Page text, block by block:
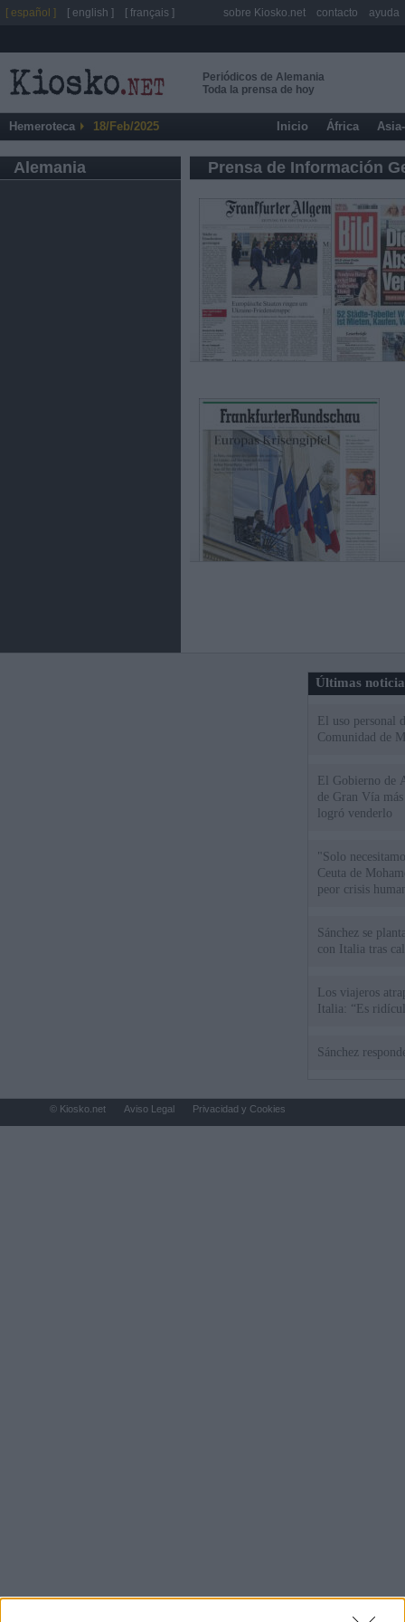
Periódicos de Alemania
Toda la prensa de hoy
Hemeroteca 18/Feb/2025 Inicio África
Alemania Prensa de Información
Últimas
El uso personal
Comunidad de
El Gobierno de
de Gran Vía
logró venderlo
"Solo
Ceuta de
peor crisis
Sánchez se
con Italia tras
Los viajeros
Italia: “Es
Sánchez
[ español ] [ english ] [ français ] sobre Kiosko.net contacto ayuda
© Kiosko.net Aviso Legal Privacidad y Cookies